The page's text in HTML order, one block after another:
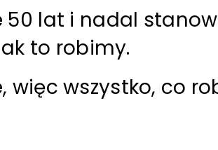
50 lat i nadal
to robimy.
więc wszystko, co